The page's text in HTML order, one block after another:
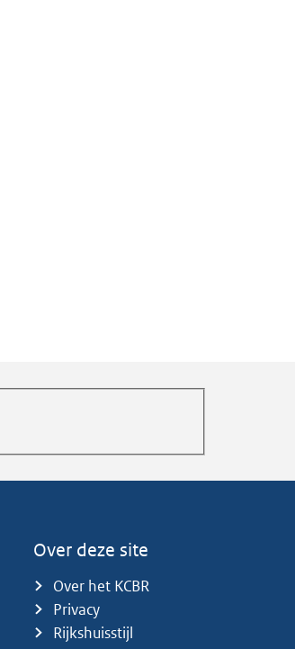
Over deze site
Over het KCBR
Privacy
Rijkshuisstijl